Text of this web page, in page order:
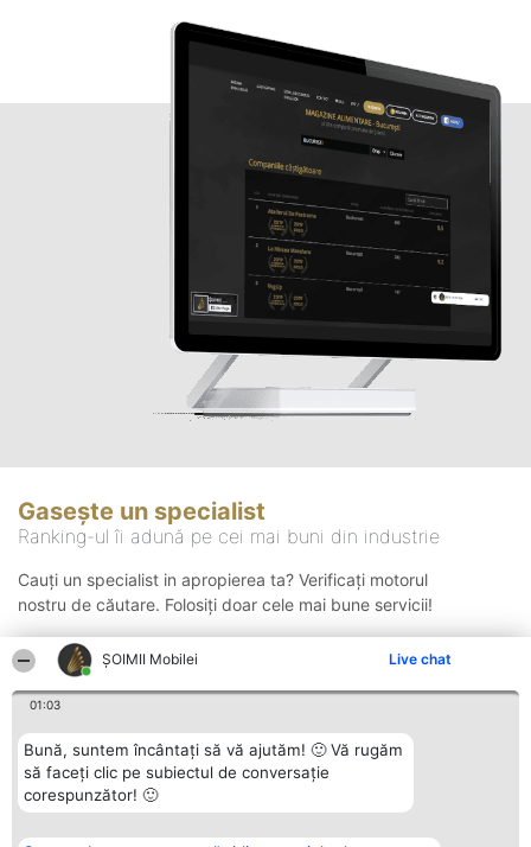
ȘOIMII Mobilei Live chat
01:03
Bună, suntem încântați să vă ajutăm! 🙂 Vă rugăm
să faceți clic pe subiectul de conversație
corespunzător! 🙂
Gasește un specialist
Ranking-ul îi adună pe cei mai buni din industrie
Cauți un specialist in apropierea ta? Verificați motorul
nostru de căutare. Folosiți doar cele mai bune servicii!